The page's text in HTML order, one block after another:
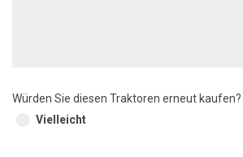
Würden Sie diesen Traktoren erneut kaufen?
Vielleicht